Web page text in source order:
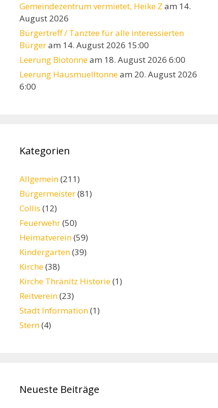
Gemeindezentrum vermietet, Heike Z am 14.
August 2026
Bürgertreff / Tanztee für alle interessierten
Bürgeram 14. August 2026 15:00
Leerung Biotonneam 18. August 2026 6:00
Leerung Hausmuelltonneam 20. August 2026
6:00
Kategorien
Allgemein(211)
Bürgermeister(81)
Collis (12)
Feuerwehr(50)
Heimatverein(59)
Kindergarten(39)
Kirche(38)
Kirche Thränitz Historie(1)
Reitverein(23)
Stadt Information(1)
Stern(4)
Neueste Beiträge